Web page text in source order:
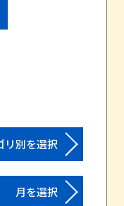
リ別を選択
月を選択